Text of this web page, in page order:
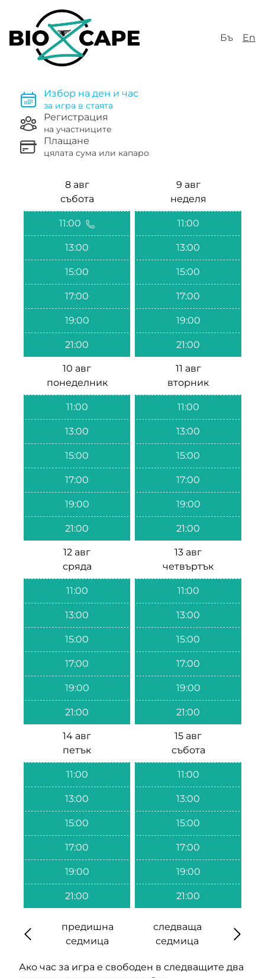
Бъ En
Избор на ден и час
за игра в стаята
Регистрация
на участниците
Плащане
цялата сума или капаро
8 авг
събота
11:00
13:00
15:00
17:00
19:00
21:00
9 авг
неделя
11:00
13:00
15:00
17:00
19:00
21:00
10 авг
понеделник
11:00
13:00
15:00
17:00
19:00
21:00
11 авг
вторник
11:00
13:00
15:00
17:00
19:00
21:00
12 авг
сряда
11:00
13:00
15:00
17:00
19:00
21:00
13 авг
четвъртък
11:00
13:00
15:00
17:00
19:00
21:00
14 авг
петък
11:00
13:00
15:00
17:00
19:00
21:00
15 авг
събота
11:00
13:00
15:00
17:00
19:00
21:00
предишна
седмица
следваща
седмица
Ако час за игра е свободен в следващите два